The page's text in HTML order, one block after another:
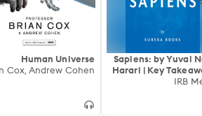
Sapiens: by Yuval
Harari | Key
Analysis &IRB
Human Universe